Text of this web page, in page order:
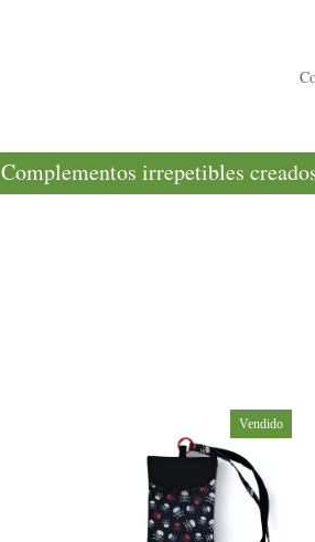
Complementos irrepetibles
Vendido